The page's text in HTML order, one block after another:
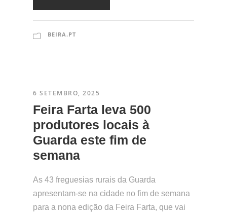
BEIRA.PT
6 SETEMBRO, 2025
Feira Farta leva 500
produtores locais à
Guarda este fim de
semana
As 43 freguesias rurais da Guarda
apresentam-se na cidade no fim de semana
para a nona edição da Feira Farta, que vai